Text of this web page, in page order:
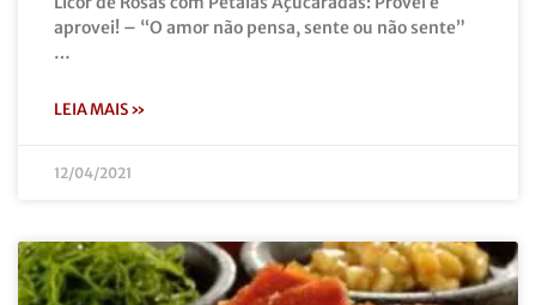
aprovei! – “O amor não pensa, sente ou não sente”
…
LEIA MAIS »
12/04/2021